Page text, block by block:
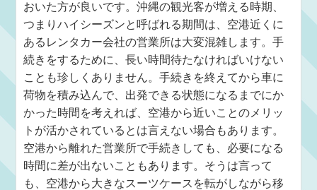
おいた方が良いです。沖縄の観光客が増える時期、
つまりハイシーズンと呼ばれる期間は、空港近くに
あるレンタカー会社の営業所は大変混雑します。手
続きをするために、長い時間待たなければいけない
ことも珍しくありません。手続きを終えてから車に
荷物を積み込んで、出発できる状態になるまでにか
かった時間を考えれば、空港から近いことのメリッ
トが活かされているとは言えない場合もあります。
空港から離れた営業所で手続きしても、必要になる
時間に差が出ないこともあります。そうは言って
も、空港から大きなスーツケースを転がしながら移